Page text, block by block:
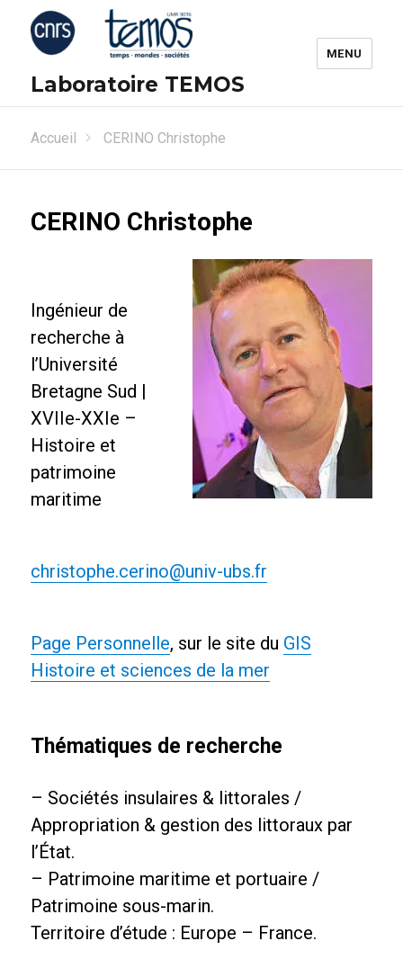
Laboratoire TEMOS
MENU
Accueil CERINO Christophe
CERINO Christophe
Ingénieur de
recherche à
l’Université
Bretagne Sud |
XVIIe-XXIe –
Histoire et
patrimoine
maritime
christophe.cerino@univ-ubs.fr
Page Personnelle, sur le site du GIS
Histoire et sciences de la mer
Thématiques de recherche
– Sociétés insulaires & littorales /
Appropriation & gestion des littoraux par
l’État.
– Patrimoine maritime et portuaire /
Patrimoine sous-marin.
Territoire d’étude : Europe – France.